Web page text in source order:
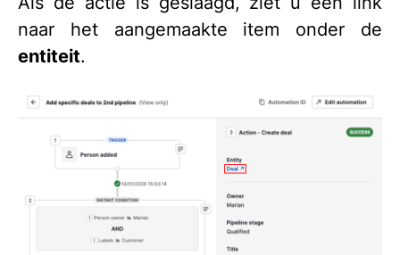
naar het aangemaakte item onder de
entiteit.